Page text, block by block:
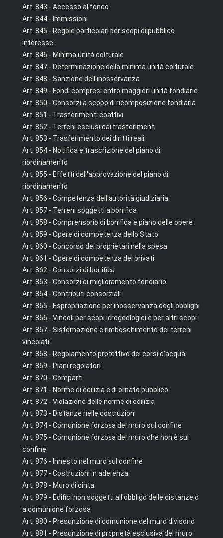
Art. 843 - Accesso al fondo
Art. 844 - Immissioni
Art. 845 - Regole particolari per scopi di pubblico
interesse
Art. 846 - Minima unità colturale
Art. 847 - Determinazione della minima unità colturale
Art. 848 - Sanzione dell'inosservanza
Art. 849 - Fondi compresi entro maggiori unità fondiarie
Art. 850 - Consorzi a scopo di ricomposizione fondiaria
Art. 851 - Trasferimenti coattivi
Art. 852 - Terreni esclusi dai trasferimenti
Art. 853 - Trasferimento dei diritti reali
Art. 854 - Notifica e trascrizione del piano di
riordinamento
Art. 855 - Effetti dell'approvazione del piano di
riordinamento
Art. 856 - Competenza dell'autorità giudiziaria
Art. 857 - Terreni soggetti a bonifica
Art. 858 - Comprensorio di bonifica e piano delle opere
Art. 859 - Opere di competenza dello Stato
Art. 860 - Concorso dei proprietari nella spesa
Art. 861 - Opere di competenza dei privati
Art. 862 - Consorzi di bonifica
Art. 863 - Consorzi di miglioramento fondiario
Art. 864 - Contributi consorziali
Art. 865 - Espropriazione per inosservanza degli obblighi
Art. 866 - Vincoli per scopi idrogeologici e per altri scopi
Art. 867 - Sistemazione e rimboschimento dei terreni
vincolati
Art. 868 - Regolamento protettivo dei corsi d'acqua
Art. 869 - Piani regolatori
Art. 870 - Comparti
Art. 871 - Norme di edilizia e di ornato pubblico
Art. 872 - Violazione delle norme di edilizia
Art. 873 - Distanze nelle costruzioni
Art. 874 - Comunione forzosa del muro sul confine
Art. 875 - Comunione forzosa del muro che non è sul
confine
Art. 876 - Innesto nel muro sul confine
Art. 877 - Costruzioni in aderenza
Art. 878 - Muro di cinta
Art. 879 - Edifici non soggetti all'obbligo delle distanze o
a comunione forzosa
Art. 880 - Presunzione di comunione del muro divisorio
Art. 881 - Presunzione di proprietà esclusiva del muro